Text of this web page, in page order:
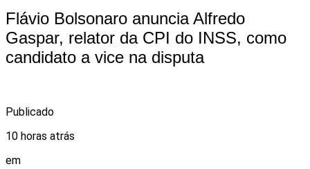
Flávio Bolsonaro anuncia Alfredo
Gaspar, relator da CPI do INSS, como
candidato a vice na disputa
Publicado
10 horas atrás
em